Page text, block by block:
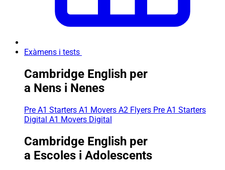
Exàmens i tests
Cambridge English per
a Nens i Nenes
Pre A1 Starters A1 Movers A2 Flyers Pre A1 Starters
Digital A1 Movers Digital
Cambridge English per
a Escoles i Adolescents